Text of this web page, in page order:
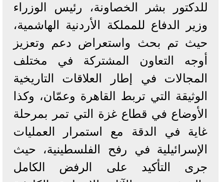
للدكتور بشر الخصاونة، رئيس الوزراء
وزير الدفاع للمملكة الأردنية الهاشمية،
حيث تم بحث واستعراض دعم وتعزيز
أوجه التعاون المشتركة في مختلف
المجالات في إطار العلاقات التاريخية
الوثيقة التي تربط القاهرة وعمّان، وكذا
الأوضاع في قطاع غزة التي تمر بمرحلة
غاية في الدقة مع استمرار العمليات
الإسرائيلية في رفح الفلسطينية، حيث
جرى التأكيد على الرفض الكامل